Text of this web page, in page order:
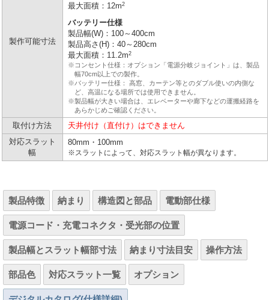
製作可能寸法
最大面積：12m2
バッテリー仕様
製品幅(W)：100～400cm
製品高さ(H)：40～280cm
最大面積：11.2m2
※コンセント仕様：オプション「電源分岐ジョイント」は、製品
幅70cm以上での製作。
※バッテリー仕様： 高窓、カーテン等とのダブル使いの内側な
ど、高温になる場所では使用できません。
※製品幅が大きい場合は、エレベーターや廊下などの運搬経路を
あらかじめご確認ください。
取付け方法
天井付け（直付け）はできません
対応スラット
幅
80mm・100mm
※スラットによって、対応スラット幅が異なります。
製品特徴 納まり 構造図と部品 電動部仕様
電源コード・充電コネクタ・受光部の位置
製品幅とスラット幅部寸法 納まり寸法目安 操作方法
部品色 対応スラット一覧 オプション